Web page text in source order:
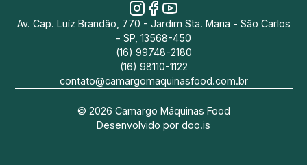
Av. Cap. Luíz Brandão, 770 - Jardim Sta. Maria - São Carlos
- SP, 13568-450
(16) 99748-2180
(16) 98110-1122
contato@camargomaquinasfood.com.br
© 2026 Camargo Máquinas Food
Desenvolvido por doo.is